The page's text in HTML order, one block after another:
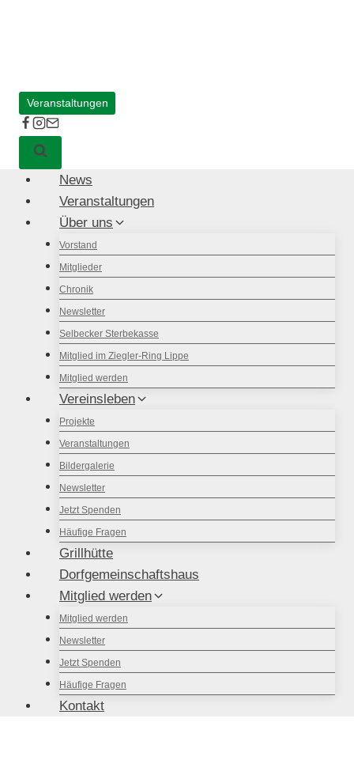
Veranstaltungen
News
Veranstaltungen
Über uns
Vorstand
Mitglieder
Chronik
Newsletter
Selbecker Sterbekasse
Mitglied im Ziegler-Ring Lippe
Mitglied werden
Vereinsleben
Projekte
Veranstaltungen
Bildergalerie
Newsletter
Jetzt Spenden
Häufige Fragen
Grillhütte
Dorfgemeinschaftshaus
Mitglied werden
Mitglied werden
Newsletter
Jetzt Spenden
Häufige Fragen
Kontakt